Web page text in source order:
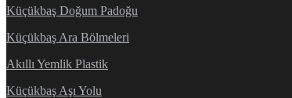
Küçükbaş Doğum Padoğu
Küçükbaş Ara Bölmeleri
Akıllı Yemlik Plastik
Küçükbaş Aşı Yolu